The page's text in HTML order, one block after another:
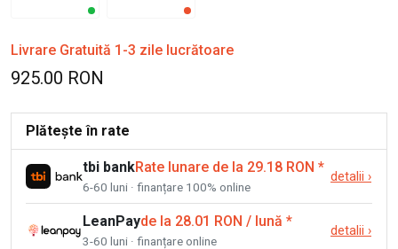
Livrare Gratuită 1-3 zile lucrătoare
925.00 RON
Plătește în rate
tbi bankRate lunare de la 29.18 RON *
6-60 luni · finanțare 100% online
detalii ›
LeanPayde la 28.01 RON / lună *
3-60 luni · finanțare online
detalii ›